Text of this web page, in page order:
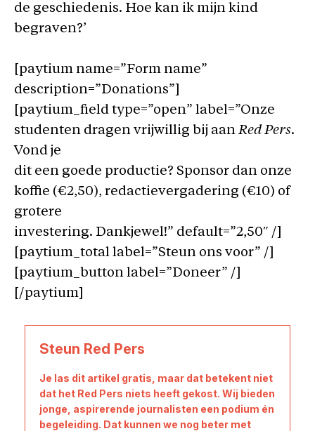
de geschiedenis. Hoe kan ik mijn kind
begraven?’
[paytium name=”Form name”
description=”Donations”]
[paytium_field type=”open” label=”Onze
studenten dragen vrijwillig bij aanRed Pers.
Vond je
dit een goede productie? Sponsor dan onze
koffie (€2,50), redactievergadering (€10) of
grotere
investering. Dankjewel!” default=”2,50″ /]
[paytium_total label=”Steun ons voor” /]
[paytium_button label=”Doneer” /]
[/paytium]
Steun Red Pers
Je las dit artikel gratis, maar dat betekent niet
dat het Red Pers niets heeft gekost. Wij bieden
jonge, aspirerende journalisten een podium én
begeleiding. Dat kunnen we nog beter met